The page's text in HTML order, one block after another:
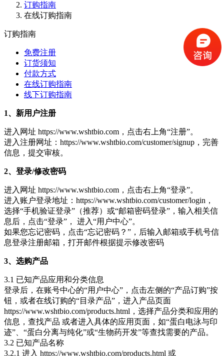
订购指南
在线订购指南
订购指南
免费注册
订货须知
付款方式
在线订购指南
线下订购指南
1、新用户注册
进入网址 https://www.wshtbio.com，点击右上角“注册”。
进入注册网址：https://www.wshtbio.com/customer/signup，完善
信息，提交审核。
2、登录/修改密码
进入网址 https://www.wshtbio.com，点击右上角“登录”。
进入账户登录地址：https://www.wshtbio.com/customer/login，
选择“手机验证登录”（推荐）或“邮箱密码登录”，输入相关信
息后，点击“登录”， 进入“用户中心”。
如果您忘记密码，点击“忘记密码？”，后输入邮箱或手机号信
息登录注册邮箱，打开邮件根据提示修改密码
3、选购产品
3.1 已知产品应用和分类信息
登录后，在账号中心的“用户中心”，点击左侧的“产品订购”按
钮，或者在线订购的“目录产品”，进入产品页面
https://www.wshtbio.com/products.html，选择产品分类和应用的
信息，查找产品 或者进入具体的应用页面，如“蛋白电泳与印
迹”、“蛋白分离与纯化”或“生物药开发”等查找需要的产品。
3.2 已知产品名称
3.2.1 进入 https://www.wshtbio.com/products.html 或